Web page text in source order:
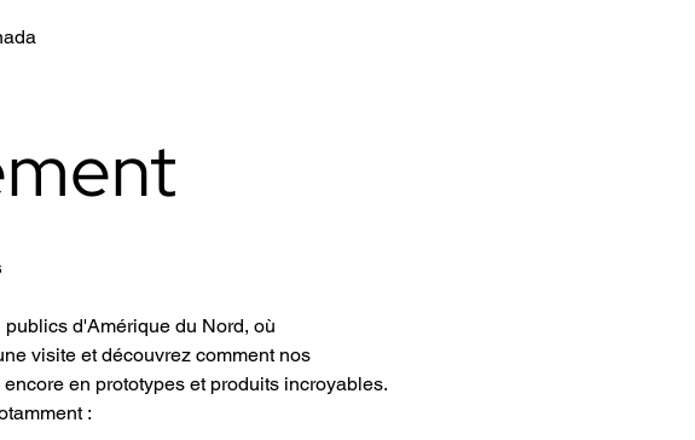
d'Amérique du Nord, où
visite et découvrez comment nos
en prototypes et produits incroyables.
: